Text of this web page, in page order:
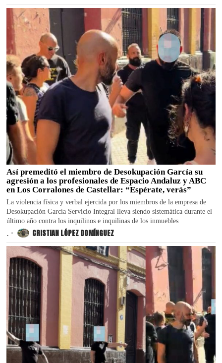
Así premeditó el miembro de Desokupación García su
agresión a los profesionales de Espacio Andaluz y ABC
en Los Corralones de Castellar: “Espérate, verás”
La violencia física y verbal ejercida por los miembros de la empresa de
Desokupación García Servicio Integral lleva siendo sistemática durante el
último año contra los inquilinos e inquilinas de los inmuebles
. CRISTIAN LÓPEZ DOMÍNGUEZ